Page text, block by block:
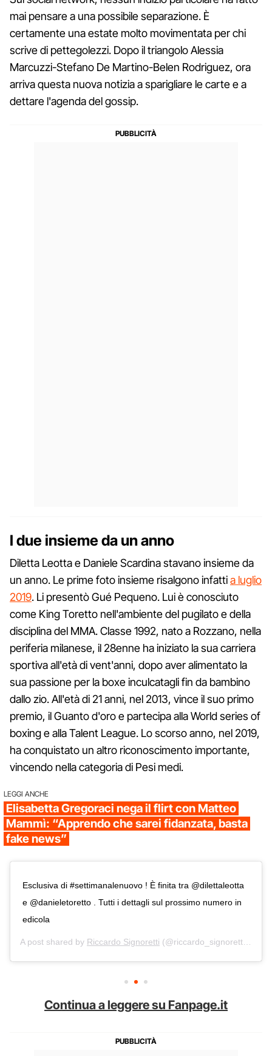
mai pensare a una possibile separazione. È
certamente una estate molto movimentata per chi
scrive di pettegolezzi. Dopo il triangolo Alessia
Marcuzzi-Stefano De Martino-Belen Rodriguez, ora
arriva questa nuova notizia a sparigliare le carte e a
dettare l'agenda del gossip.
I due insieme da un anno
Diletta Leotta e Daniele Scardina stavano insieme da
un anno. Le prime foto insieme risalgono infattia luglio
2019. Li presentò Gué Pequeno. Lui è conosciuto
come King Toretto nell'ambiente del pugilato e della
disciplina del MMA. Classe 1992, nato a Rozzano, nella
periferia milanese, il 28enne ha iniziato la sua carriera
sportiva all'età di vent'anni, dopo aver alimentato la
sua passione per la boxe inculcatagli fin da bambino
dallo zio. All'età di 21 anni, nel 2013, vince il suo primo
premio, il Guanto d'oro e partecipa alla World series of
boxing e alla Talent League. Lo scorso anno, nel 2019,
ha conquistato un altro riconoscimento importante,
vincendo nella categoria di Pesi medi.
LEGGI ANCHE
Elisabetta Gregoraci nega il flirt con Matteo
Mammì: “Apprendo che sarei fidanzata, basta
fake news”
Esclusiva di #settimanalenuovo ! È finita tra @dilettaleotta
e @danieletoretto . Tutti i dettagli sul prossimo numero in
edicola
A post shared by Riccardo Signoretti (@riccardo_signoretti) on
Continua a leggere su Fanpage.it